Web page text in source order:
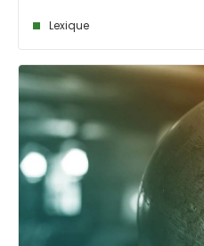
Lexique